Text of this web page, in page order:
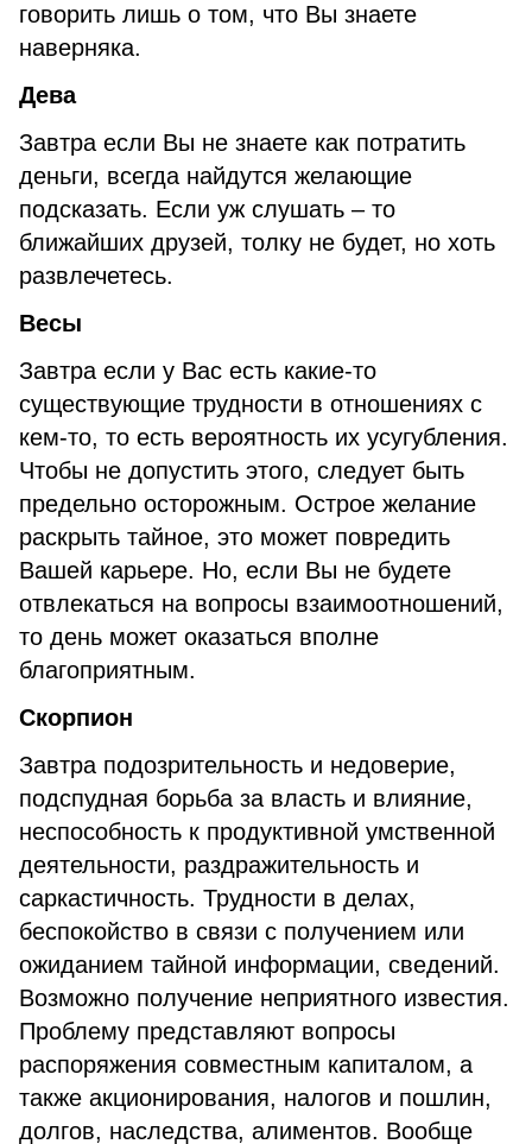
говорить лишь о том, что Вы знаете
наверняка.
Дева
Завтра если Вы не знаете как потратить
деньги, всегда найдутся желающие
подсказать. Если уж слушать – то
ближайших друзей, толку не будет, но хоть
развлечетесь.
Весы
Завтра если у Вас есть какие-то
существующие трудности в отношениях с
кем-то, то есть вероятность их усугубления.
Чтобы не допустить этого, следует быть
предельно осторожным. Острое желание
раскрыть тайное, это может повредить
Вашей карьере. Но, если Вы не будете
отвлекаться на вопросы взаимоотношений,
то день может оказаться вполне
благоприятным.
Скорпион
Завтра подозрительность и недоверие,
подспудная борьба за власть и влияние,
неспособность к продуктивной умственной
деятельности, раздражительность и
саркастичность. Трудности в делах,
беспокойство в связи с получением или
ожиданием тайной информации, сведений.
Возможно получение неприятного известия.
Проблему представляют вопросы
распоряжения совместным капиталом, а
также акционирования, налогов и пошлин,
долгов, наследства, алиментов. Вообще